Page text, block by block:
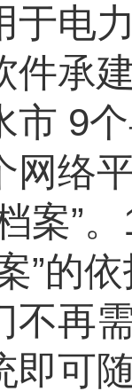
于电
件承
市 9
网络
案”
”的
不再
即可